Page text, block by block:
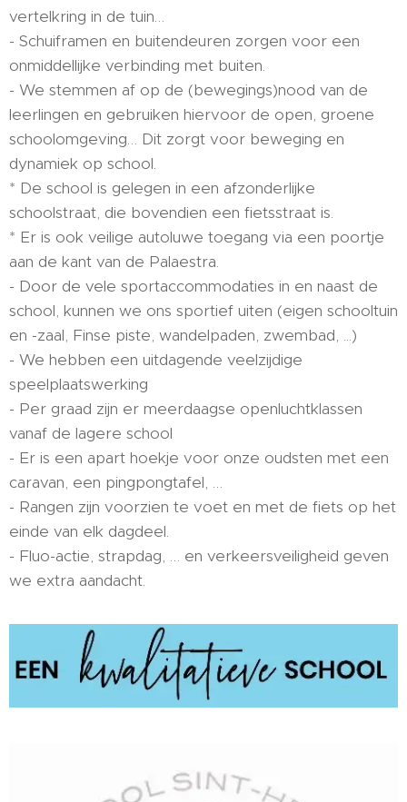
vertelkring in de tuin…
- Schuiframen en buitendeuren zorgen voor een
onmiddellijke verbinding met buiten.
- We stemmen af op de (bewegings)nood van de
leerlingen en gebruiken hiervoor de open, groene
schoolomgeving… Dit zorgt voor beweging en
dynamiek op school.
* De school is gelegen in een afzonderlijke
schoolstraat, die bovendien een fietsstraat is.
* Er is ook veilige autoluwe toegang via een poortje
aan de kant van de Palaestra.
- Door de vele sportaccommodaties in en naast de
school, kunnen we ons sportief uiten (eigen schooltuin
en -zaal, Finse piste, wandelpaden, zwembad, ...)
- We hebben een uitdagende veelzijdige
speelplaatswerking
- Per graad zijn er meerdaagse openluchtklassen
vanaf de lagere school
- Er is een apart hoekje voor onze oudsten met een
caravan, een pingpongtafel, …
- Rangen zijn voorzien te voet en met de fiets op het
einde van elk dagdeel.
- Fluo-actie, strapdag, … en verkeersveiligheid geven
we extra aandacht.